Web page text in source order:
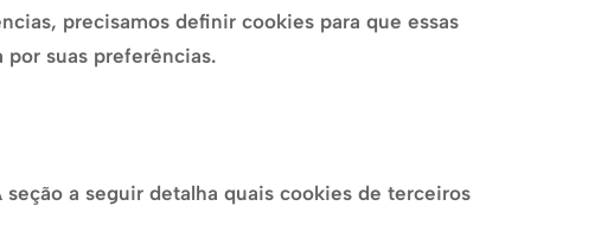
precisamos definir cookies para que essas
suas preferências.
a seguir detalha quais cookies de terceiros